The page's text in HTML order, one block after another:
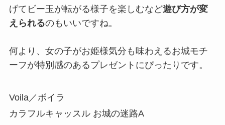
げてビー玉が転がる様子を楽しむなど遊び方が変
えられるのもいいですね。
何より、女の子がお姫様気分も味わえるお城モチ
ーフが特別感のあるプレゼントにぴったりです。
Voila／ボイラ
カラフルキャッスル お城の迷路A